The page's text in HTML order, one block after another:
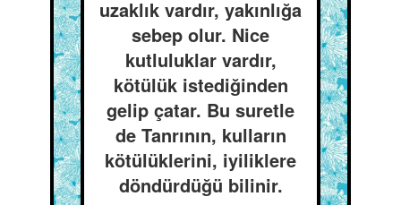
uzaklık vardır, yakınlığa
sebep olur. Nice
kutluluklar vardır,
kötülük istediğinden
gelip çatar. Bu suretle
de Tanrının, kulların
kötülüklerini, iyiliklere
döndürdüğü bilinir.